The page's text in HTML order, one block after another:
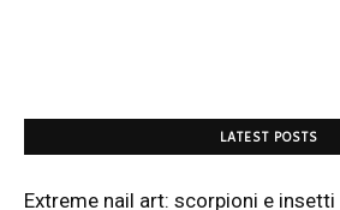
LATEST POSTS
Extreme nail art: scorpioni e insetti